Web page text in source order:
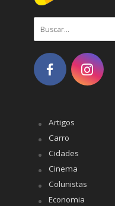
Artigos
Carro
Cidades
Cinema
Colunistas
Economia